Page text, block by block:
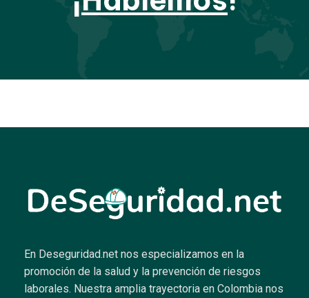
En Deseguridad.net nos especializamos en la
promoción de la salud y la prevención de riesgos
laborales. Nuestra amplia trayectoria en Colombia nos